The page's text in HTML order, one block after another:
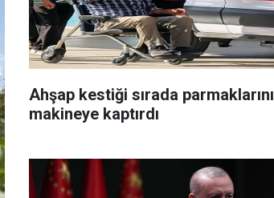
Ahşap kestiği sırada parmaklarını
makineye kaptırdı